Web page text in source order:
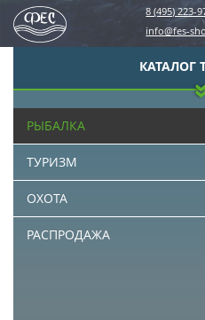
8 (495) 223-
info@fes-
КАТАЛОГ
РЫБАЛКА
ТУРИЗМ
ОХОТА
РАСПРОДАЖА